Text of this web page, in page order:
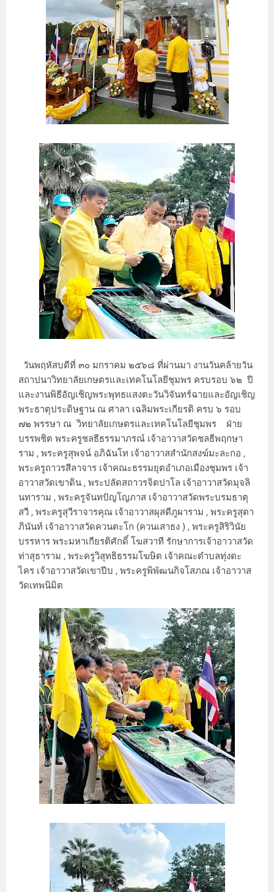
วันพฤหัสบดีที่ ๓๐ มกราคม ๒๕๖๘ ที่ผ่านมา งานวันคล้ายวัน
สถาปนาวิทยาลัยเกษตรและเทคโนโลยีชุมพร ครบรอบ ๖๒ ปี
และงานพิธีอัญเชิญพระพุทธแสงตะวันวิจันทร์ฉายและอัญเชิญ
พระธาตุประดิษฐาน ณ ศาลา เฉลิมพระเกียรติ ครบ ๖ รอบ
๗๒ พรรษา ณ วิทยาลัยเกษตรและเทคโนโลยีชุมพร ฝ่าย
บรรพชิต พระครูชลธีธรรมาภรณ์ เจ้าอาวาสวัดชลธีพฤกษา
ราม , พระครูสุพจน์ อภิฉันโท เจ้าอาวาสสำนักสงฆ์มะละกอ ,
พระครูถาวรสีลาจาร เจ้าคณะธรรมยุตอำเภอเมืองชุมพร เจ้า
อาวาสวัดเขาดิน , พระปลัดสถาวรจิตปาโล เจ้าอาวาสวัดมุจลิ
นทาราม , พระครูจันทปัญโญภาส เจ้าอาวาสวัดพระบรมธาตุ
สวี , พระครูสุวีราจารคุณ เจ้าอาวาสผุสดีภูผาราม , พระครูสุตา
ภินันท์ เจ้าอาวาสวัดควนตะโก (ควนเสาธง ) , พระครูสิริวินัย
บรรหาร พระมหาเกียรติศักดิ์ โฆสวาที รักษาการเจ้าอาวาสวัด
ท่าสุธาราม , พระครูวิสุทธิธรรมโฆษิต เจ้าคณะตำบลทุ่งตะ
ไคร เจ้าอาวาสวัดเขาปีบ , พระครูพิพัฒนกิจโสภณ เจ้าอาวาส
วัดเทพนิมิต